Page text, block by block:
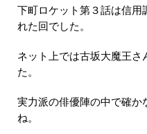
下町ロケット第３話は信用
れた回でした。
ネット上では古坂大魔王さ
た。
実力派の俳優陣の中で確か
ね。